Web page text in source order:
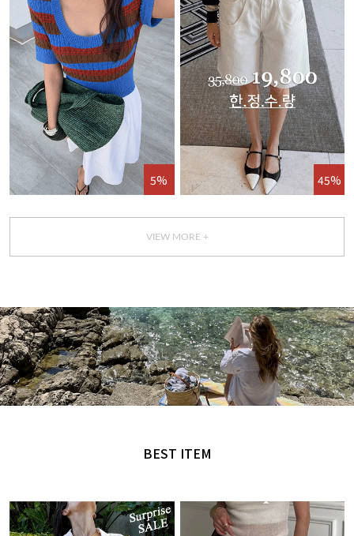
5% 45%
VIEW MORE +
MADE by NANING9
BEST ITEM